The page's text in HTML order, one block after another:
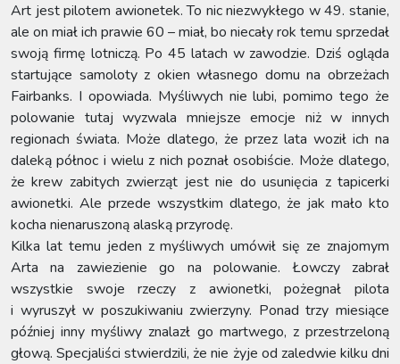
Art jest pilotem awionetek. To nic niezwykłego w 49. stanie,
ale on miał ich prawie 60 – miał, bo niecały rok temu sprzedał
swoją firmę lotniczą. Po 45 latach w zawodzie. Dziś ogląda
startujące samoloty z okien własnego domu na obrzeżach
Fairbanks. I opowiada. Myśliwych nie lubi, pomimo tego że
polowanie tutaj wyzwala mniejsze emocje niż w innych
regionach świata. Może dlatego, że przez lata woził ich na
daleką północ i wielu z nich poznał osobiście. Może dlatego,
że krew zabitych zwierząt jest nie do usunięcia z tapicerki
awionetki. Ale przede wszystkim dlatego, że jak mało kto
kocha nienaruszoną alaską przyrodę.
Kilka lat temu jeden z myśliwych umówił się ze znajomym
Arta na zawiezienie go na polowanie. Łowczy zabrał
wszystkie swoje rzeczy z awionetki, pożegnał pilota
i wyruszył w poszukiwaniu zwierzyny. Ponad trzy miesiące
później inny myśliwy znalazł go martwego, z przestrzeloną
głową. Specjaliści stwierdzili, że nie żyje od zaledwie kilku dni